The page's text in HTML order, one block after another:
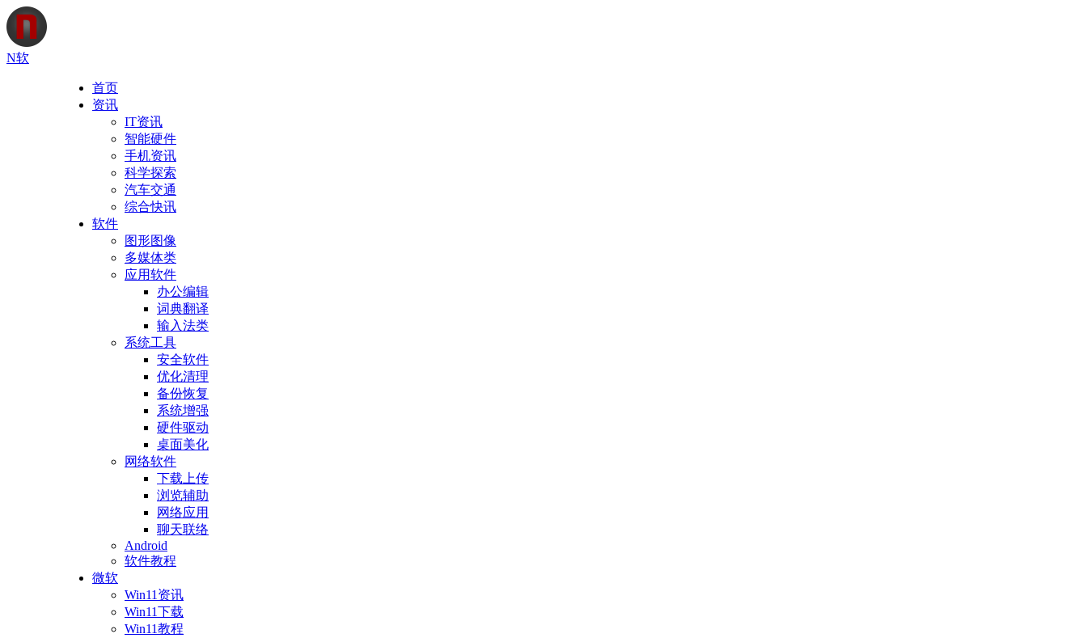
N软
首页
资讯
IT资讯
智能硬件
手机资讯
科学探索
汽车交通
综合快讯
软件
图形图像
多媒体类
应用软件
办公编辑
词典翻译
输入法类
系统工具
安全软件
优化清理
备份恢复
系统增强
硬件驱动
桌面美化
网络软件
下载上传
浏览辅助
网络应用
聊天联络
Android
软件教程
微软
Win11资讯
Win11下载
Win11教程